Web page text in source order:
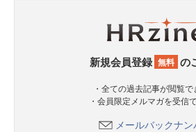
新規会員登録 無料 の
・全ての過去記事が閲覧
・会員限定メルマガを受信
メールバックナン